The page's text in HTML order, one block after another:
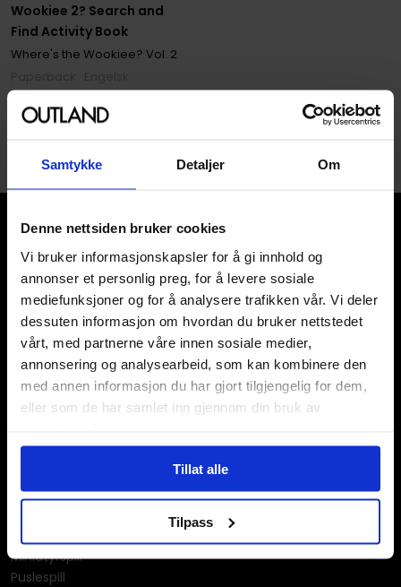
Samtykke Detaljer Om
Denne nettsiden bruker cookies
Vi bruker informasjonskapsler for å gi innhold og
annonser et personlig preg, for å levere sosiale
mediefunksjoner og for å analysere trafikken vår. Vi deler
dessuten informasjon om hvordan du bruker nettstedet
vårt, med partnerne våre innen sosiale medier,
annonsering og analysearbeid, som kan kombinere den
med annen informasjon du har gjort tilgjengelig for dem,
eller som de har samlet inn gjennom din bruk av
Tillat alle
Tilpass
Wookiee 2? Search and
Find Activity Book
Where's the Wookiee? Vol. 2
Våre kategorier
Brettspill
Bøker
Godteri, mat & drikke
Hobby & fritid
Kortspill & samlekort
LEGO
Miniatyrspill
Puslespill